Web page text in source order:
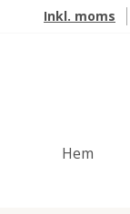
Inkl. moms
Hem